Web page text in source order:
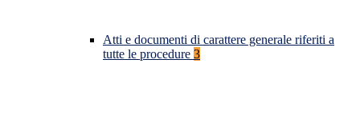
Atti e documenti di carattere generale riferiti a
tutte le procedure 3